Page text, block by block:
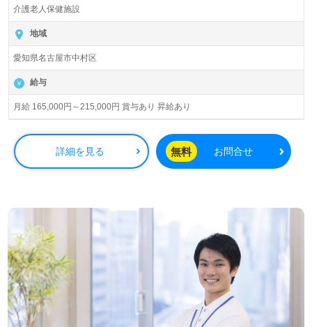
介護老人保健施設
地域
愛知県名古屋市中村区
給与
月給 165,000円～215,000円 賞与あり 昇給あり
詳細を見る 無料 お問合せ